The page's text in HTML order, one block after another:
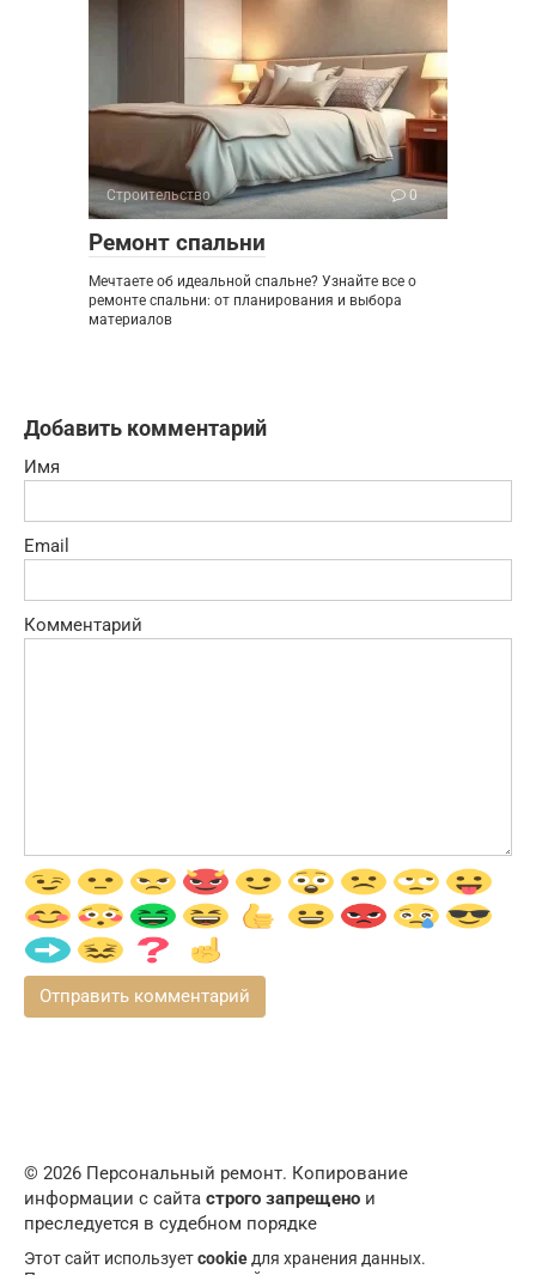
Строительство 0
Ремонт спальни
Мечтаете об идеальной спальне? Узнайте все о
ремонте спальни: от планирования и выбора
материалов
Добавить комментарий
Имя
Email
Комментарий
© 2026 Персональный ремонт. Копирование
информации с сайта строго запрещено и
преследуется в судебном порядке
Этот сайт используетcookie для хранения данных.